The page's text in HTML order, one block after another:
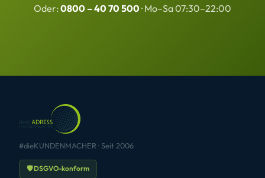
Oder: 0800 – 40 70 500· Mo–Sa 07:30–22:00
#dieKUNDENMACHER · Seit 2006
🛡 DSGVO-konform